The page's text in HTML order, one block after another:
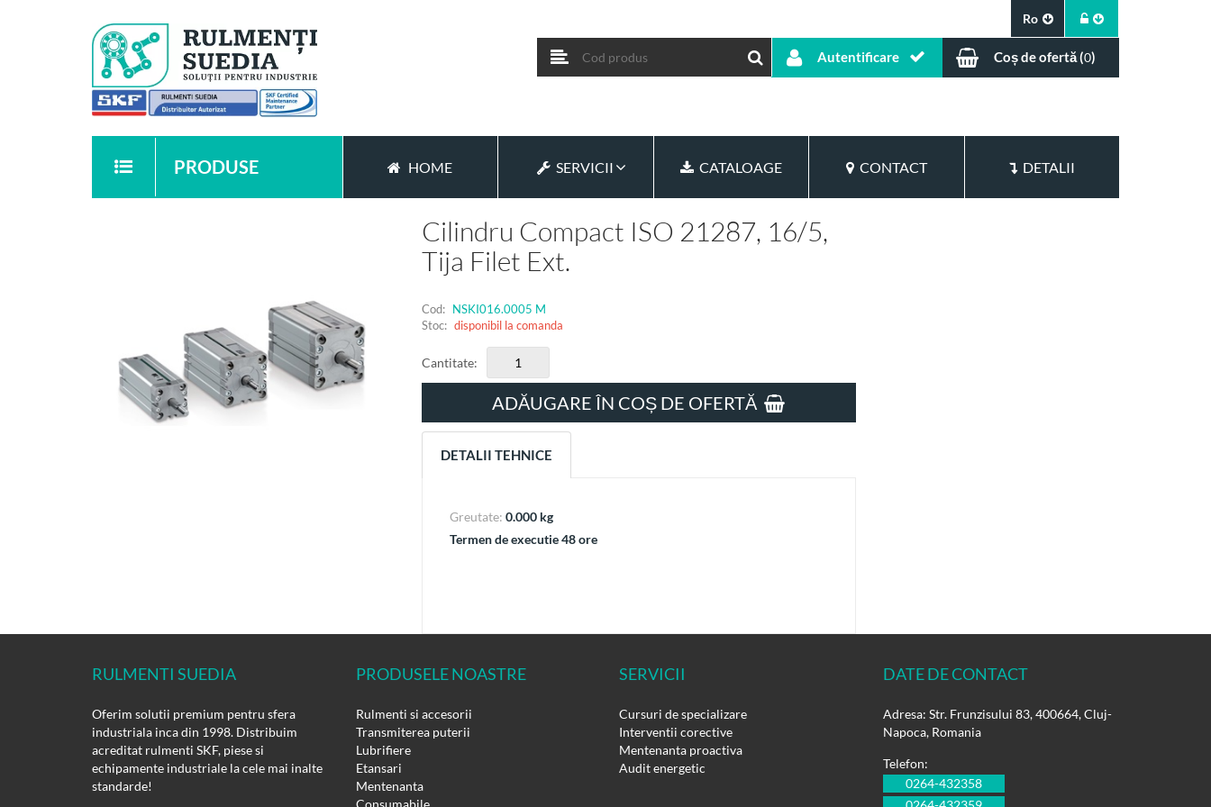
Ro
Autentificare Coș de ofertă (0)
PRODUSE HOME SERVICII CATALOAGE CONTACT DETALII
Cilindru Compact ISO 21287, 16/5,
Tija Filet Ext.
Cod: NSKI016.0005 M
Stoc: disponibil la comanda
Cantitate:
ADĂUGARE ÎN COȘ DE OFERTĂ
DETALII TEHNICE
Greutate: 0.000 kg
Termen de executie 48 ore
RULMENTI SUEDIA
Oferim solutii premium pentru sfera
industriala inca din 1998. Distribuim
acreditat rulmenti SKF, piese si
echipamente industriale la cele mai inalte
standarde!
PRODUSELE NOASTRE
Rulmenti si accesorii
Transmiterea puterii
Lubrifiere
Etansari
Mentenanta
SERVICII
Cursuri de specializare
Interventii corective
Mentenanta proactiva
Audit energetic
DATE DE CONTACT
Adresa: Str. Frunzisului 83, 400664, Cluj-
Napoca, Romania
Telefon:
0264-432358